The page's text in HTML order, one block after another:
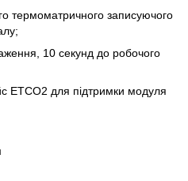
термоматричного записуючого
10 секунд до робочого
ETCO2 для підтримки модуля